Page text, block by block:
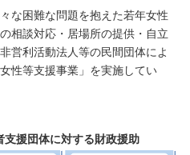
な困難な問題を抱えた若年女性
相談対応・居場所の提供・自立
営利活動法人等の民間団体によ
性等支援事業」を実施してい
支援団体に対する財政援助